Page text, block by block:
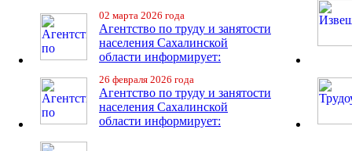
02 марта 2026 года
Агентство по труду и занятости
населения Сахалинской
области информирует:
26 февраля 2026 года
Агентство по труду и занятости
населения Сахалинской
области информирует: